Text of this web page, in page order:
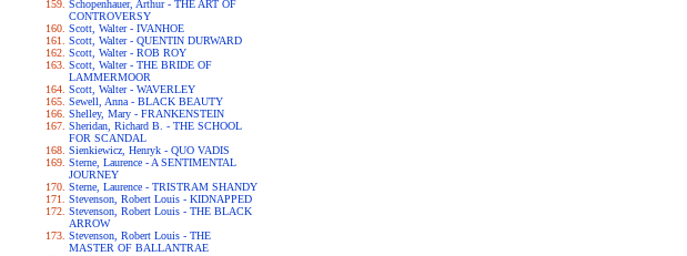
Schopenhauer, Arthur - THE ART OF
CONTROVERSY
Scott, Walter - IVANHOE
Scott, Walter - QUENTIN DURWARD
Scott, Walter - ROB ROY
Scott, Walter - THE BRIDE OF
LAMMERMOOR
Scott, Walter - WAVERLEY
Sewell, Anna - BLACK BEAUTY
Shelley, Mary - FRANKENSTEIN
Sheridan, Richard B. - THE SCHOOL
FOR SCANDAL
Sienkiewicz, Henryk - QUO VADIS
Sterne, Laurence - A SENTIMENTAL
JOURNEY
Sterne, Laurence - TRISTRAM SHANDY
Stevenson, Robert Louis - KIDNAPPED
Stevenson, Robert Louis - THE BLACK
ARROW
Stevenson, Robert Louis - THE
MASTER OF BALLANTRAE